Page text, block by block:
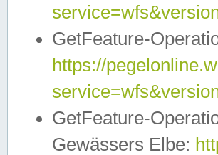
GetFeature-
https://
GetFeature-
Gewässers Elbe: